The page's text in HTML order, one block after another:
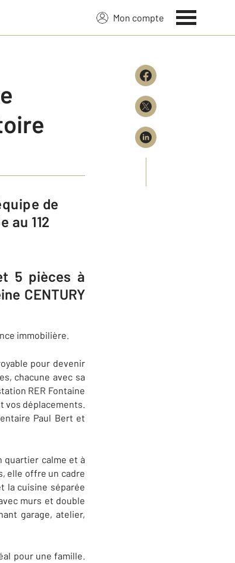
Mon compte
au 112
5 pièces à
CENTURY
immobilière.
pour devenir
chacune avec sa
RER Fontaine
vos déplacements.
Paul Bert et
quartier calme et à
elle offre un cadre
la cuisine séparée
murs et double
garage, atelier,
pour une famille.